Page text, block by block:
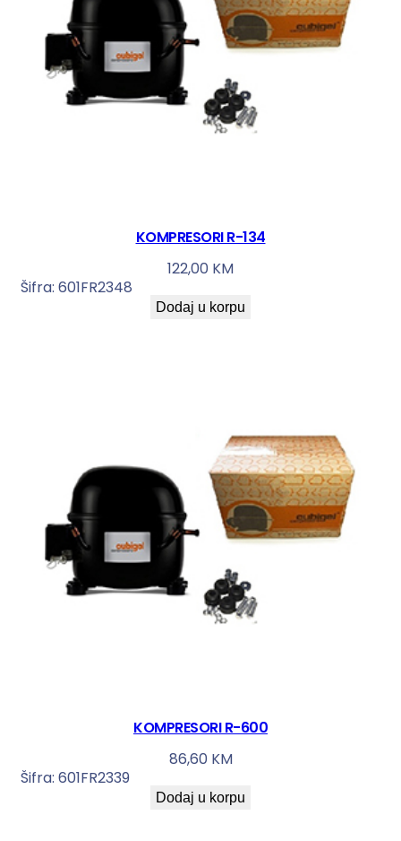
KOMPRESORI R-134
122,00 KM
Šifra: 601FR2348
Dodaj u korpu
KOMPRESORI R-600
86,60 KM
Šifra: 601FR2339
Dodaj u korpu